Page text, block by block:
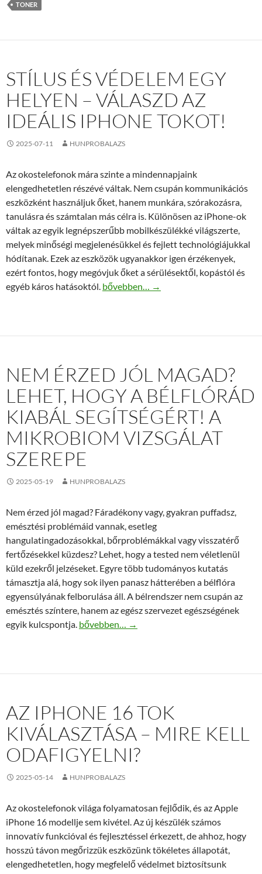
TONER
STÍLUS ÉS VÉDELEM EGY
HELYEN – VÁLASZD AZ
IDEÁLIS IPHONE TOKOT!
2025-07-11 HUNPROBALAZS
Az okostelefonok mára szinte a mindennapjaink
elengedhetetlen részévé váltak. Nem csupán kommunikációs
eszközként használjuk őket, hanem munkára, szórakozásra,
tanulásra és számtalan más célra is. Különösen az iPhone-ok
váltak az egyik legnépszerűbb mobilkészülékké világszerte,
melyek minőségi megjelenésükkel és fejlett technológiájukkal
hódítanak. Ezek az eszközök ugyanakkor igen érzékenyek,
ezért fontos, hogy megóvjuk őket a sérülésektől, kopástól és
egyéb káros hatásoktól. Stílus és védelem egy helyen – válaszd
bővebben… →
NEM ÉRZED JÓL MAGAD?
LEHET, HOGY A BÉLFLÓRÁD
KIABÁL SEGÍTSÉGÉRT! A
MIKROBIOM VIZSGÁLAT
SZEREPE
2025-05-19 HUNPROBALAZS
Nem érzed jól magad? Fáradékony vagy, gyakran puffadsz,
emésztési problémáid vannak, esetleg
hangulatingadozásokkal, bőrproblémákkal vagy visszatérő
fertőzésekkel küzdesz? Lehet, hogy a tested nem véletlenül
küld ezekről jelzéseket. Egyre több tudományos kutatás
támasztja alá, hogy sok ilyen panasz hátterében a bélflóra
egyensúlyának felborulása áll. A bélrendszer nem csupán az
emésztés színtere, hanem az egész szervezet egészségének
egyik kulcspontja. Nem érzed jól magad? Lehet, hogy a
bővebben… →
AZ IPHONE 16 TOK
KIVÁLASZTÁSA – MIRE KELL
ODAFIGYELNI?
2025-05-14 HUNPROBALAZS
Az okostelefonok világa folyamatosan fejlődik, és az Apple
iPhone 16 modellje sem kivétel. Az új készülék számos
innovatív funkcióval és fejlesztéssel érkezett, de ahhoz, hogy
hosszú távon megőrizzük eszközünk tökéletes állapotát,
elengedhetetlen, hogy megfelelő védelmet biztosítsunk